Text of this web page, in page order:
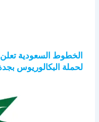
الخطوط السعودية تعلن
لحملة البكالوريوس